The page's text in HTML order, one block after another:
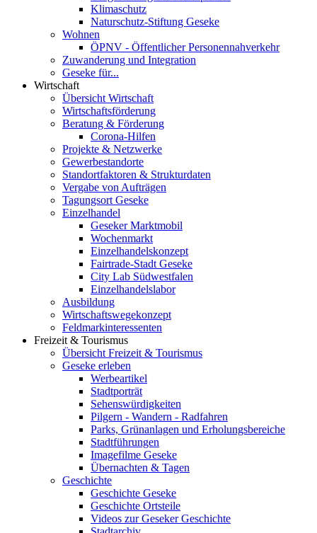
Klimaschutz
Naturschutz-Stiftung Geseke
Wohnen
ÖPNV - Öffentlicher Personennahverkehr
Zuwanderung und Integration
Geseke für...
Wirtschaft
Übersicht Wirtschaft
Wirtschaftsförderung
Beratung & Förderung
Corona-Hilfen
Projekte & Netzwerke
Gewerbestandorte
Standortfaktoren & Strukturdaten
Vergabe von Aufträgen
Tagungsort Geseke
Einzelhandel
Geseker Marktmobil
Wochenmarkt
Einzelhandelskonzept
Fairtrade-Stadt Geseke
City Lab Südwestfalen
Einzelhandelslabor
Ausbildung
Wirtschaftswegekonzept
Feldmarkinteressenten
Freizeit & Tourismus
Übersicht Freizeit & Tourismus
Geseke erleben
Werbeartikel
Stadtporträt
Sehenswürdigkeiten
Pilgern - Wandern - Radfahren
Parks, Grünanlagen und Erholungsbereiche
Stadtführungen
Imagefilme Geseke
Übernachten & Tagen
Geschichte
Geschichte Geseke
Geschichte Ortsteile
Videos zur Geseker Geschichte